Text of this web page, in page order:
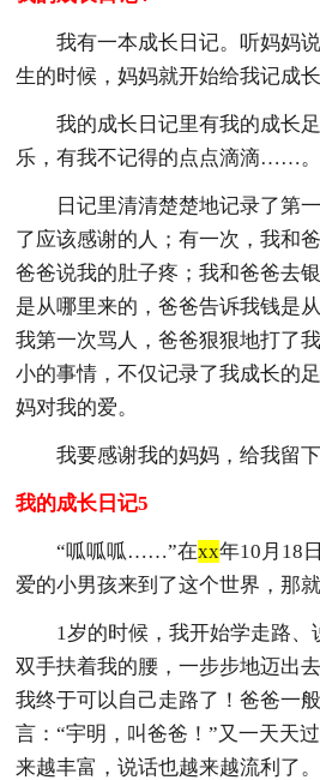
我有一本成长日记。听妈妈
生的时候，妈妈就开始给我记成长
我的成长日记里有我的成长
乐，有我不记得的点点滴滴……。
日记里清清楚楚地记录了第
了应该感谢的人；有一次，我和
爸爸说我的肚子疼；我和爸爸去
是从哪里来的，爸爸告诉我钱是
我第一次骂人，爸爸狠狠地打
小的事情，不仅记录了我成长的
妈对我的爱。
我要感谢我的妈妈，给我留
我的成长日记5
“呱呱呱……”在xx年10月18
爱的小男孩来到了这个世界，那
1岁的时候，我开始学走路、
双手扶着我的腰，一步步地迈出
我终于可以自己走路了！爸爸一
言：“宇明，叫爸爸！”又一天天
来越丰富，说话也越来越流利了。